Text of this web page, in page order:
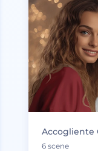
Accogliente
6 scene